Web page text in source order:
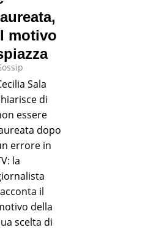
motivo
Sala
di
essere
dopo
errore in
la
il
della
scelta di